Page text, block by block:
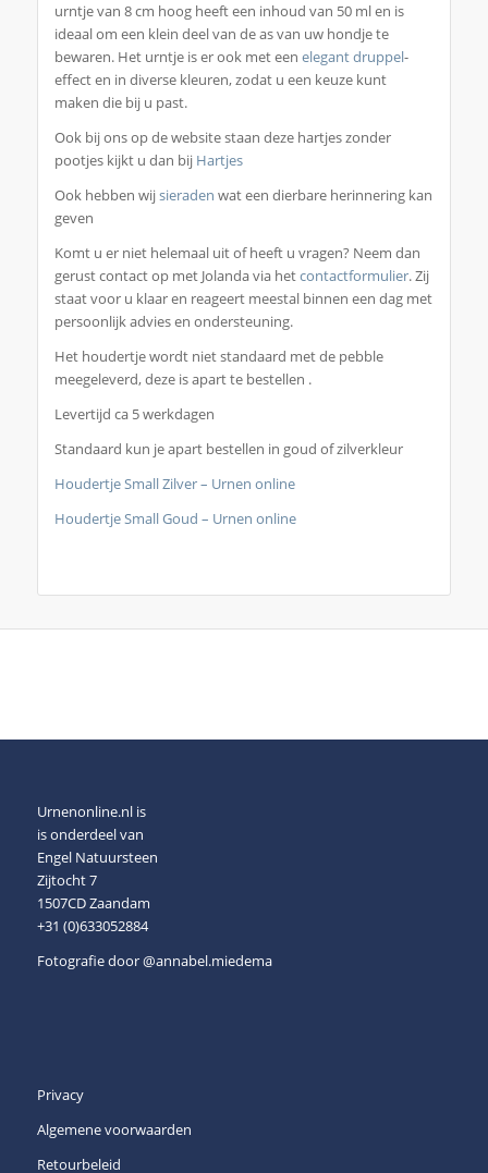
urntje van 8 cm hoog heeft een inhoud van 50 ml en is
ideaal om een klein deel van de as van uw hondje te
bewaren. Het urntje is er ook met een elegant druppel-
effect en in diverse kleuren, zodat u een keuze kunt
maken die bij u past.
Ook bij ons op de website staan deze hartjes zonder
pootjes kijkt u dan bij Hartjes
Ook hebben wijsieraden wat een dierbare herinnering kan
geven
Komt u er niet helemaal uit of heeft u vragen? Neem dan
gerust contact op met Jolanda via hetcontactformulier. Zij
staat voor u klaar en reageert meestal binnen een dag met
persoonlijk advies en ondersteuning.
Het houdertje wordt niet standaard met de pebble
meegeleverd, deze is apart te bestellen .
Levertijd ca 5 werkdagen
Standaard kun je apart bestellen in goud of zilverkleur
Houdertje Small Zilver – Urnen online
Houdertje Small Goud – Urnen online
Urnenonline.nl is
is onderdeel van
Engel Natuursteen
Zijtocht 7
1507CD Zaandam
+31 (0)633052884
Fotografie door@annabel.miedema
Privacy
Algemene voorwaarden
Retourbeleid